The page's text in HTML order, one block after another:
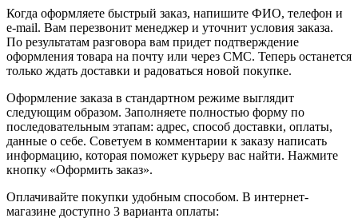
Когда оформляете быстрый заказ, напишите ФИО, телефон и
e-mail. Вам перезвонит менеджер и уточнит условия заказа.
По результатам разговора вам придет подтверждение
оформления товара на почту или через СМС. Теперь останется
только ждать доставки и радоваться новой покупке.
Оформление заказа в стандартном режиме выглядит
следующим образом. Заполняете полностью форму по
последовательным этапам: адрес, способ доставки, оплаты,
данные о себе. Советуем в комментарии к заказу написать
информацию, которая поможет курьеру вас найти. Нажмите
кнопку «Оформить заказ».
Оплачивайте покупки удобным способом. В интернет-
магазине доступно 3 варианта оплаты: